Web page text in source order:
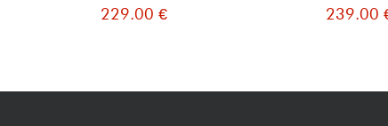
229.00 € 239.00